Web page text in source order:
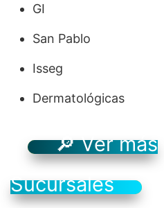
GI
San Pablo
Isseg
Dermatológicas
🔎 Ver más
Sucursales